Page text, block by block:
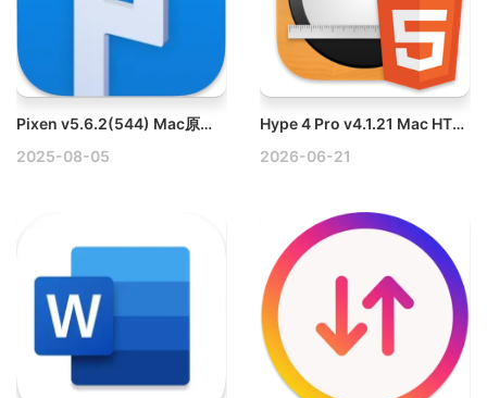
Pixen v5.6.2(544) Mac原生像素艺术与逐帧动画编辑器
2025-08-05
Hype 4 Pro v4.1.21 Mac HTML5动画制作软件
2026-06-21